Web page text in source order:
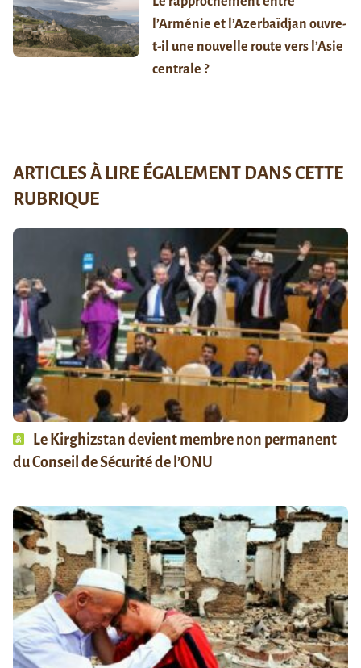
l’Arménie et l’Azerbaïdjan ouvre-
t-il une nouvelle route vers l’Asie
centrale ?
ARTICLES À LIRE ÉGALEMENT DANS CETTE
RUBRIQUE
Le Kirghizstan devient membre non permanent
du Conseil de Sécurité de l’ONU